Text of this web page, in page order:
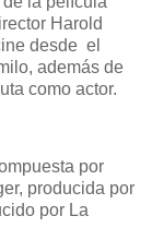
Harold
desde el
además de
como actor.
por
producida por
por La